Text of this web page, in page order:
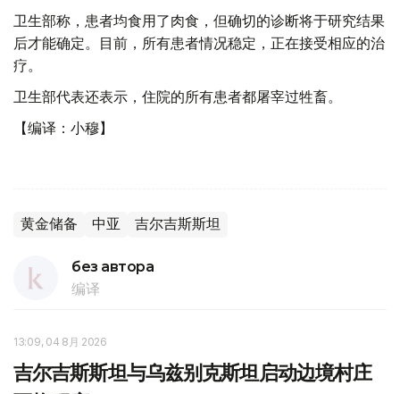
卫生部称，患者均食用了肉食，但确切的诊断将于研究结果
后才能确定。目前，所有患者情况稳定，正在接受相应的治
疗。
卫生部代表还表示，住院的所有患者都屠宰过牲畜。
【编译：小穆】
黄金储备 中亚 吉尔吉斯斯坦
без автора
编译
13:09, 04 8月 2026
吉尔吉斯斯坦与乌兹别克斯坦启动边境村庄